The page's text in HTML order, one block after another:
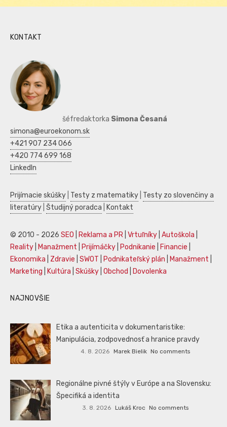
KONTAKT
šéfredaktorka Simona Česaná
simona@euroekonom.sk
+421 907 234 066
+420 774 699 168
LinkedIn
Prijímacie skúšky Testy z matematiky Testy zo slovenčiny a
literatúry Študijný poradca Kontakt
© 2010 - 2026 SEO Reklama a PR Vrtuľníky Autoškola
Reality
Manažment Prijímáčky Podnikanie Financie
Ekonomika
Zdravie SWOT Podnikateľský plán Manažment
Marketing
Kultúra Skúšky Obchod Dovolenka
NAJNOVŠIE
Etika a autenticita v dokumentaristike:
Manipulácia, zodpovednosť a hranice pravdy
4. 8. 2026 Marek Bielik No comments
Regionálne pivné štýly v Európe a na Slovensku:
Špecifiká a identita
3. 8. 2026 Lukáš Kroc No comments